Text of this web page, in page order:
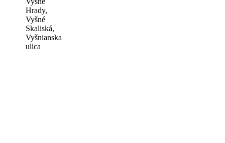
Hrady,
Vyšné
Skaliská,
Vyšnianska
ulica